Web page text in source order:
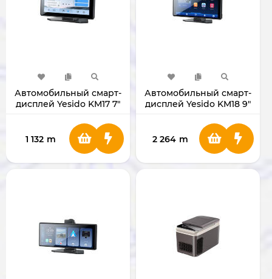
Автомобильный смарт-
дисплей Yesido KM17 7"
1 132 m
Автомобильный смарт-
дисплей Yesido KM18 9"
2 264 m